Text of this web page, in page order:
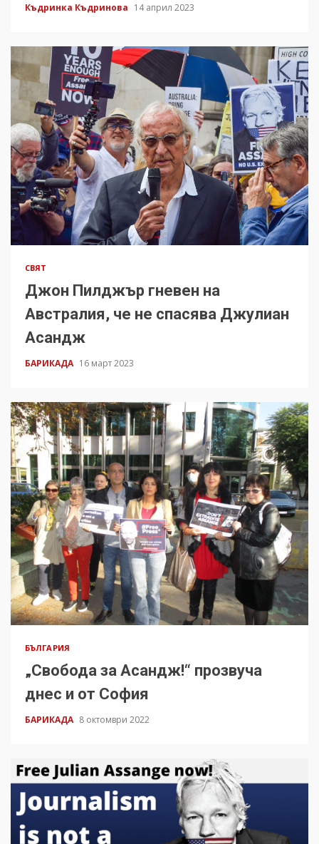
Къдринка Къдринова 14 април 2023
СВЯТ
Джон Пилджър гневен на
Австралия, че не спасява Джулиан
Асандж
БАРИКАДА 16 март 2023
БЪЛГАРИЯ
„Свобода за Асандж!“ прозвуча
днес и от София
БАРИКАДА 8 октомври 2022